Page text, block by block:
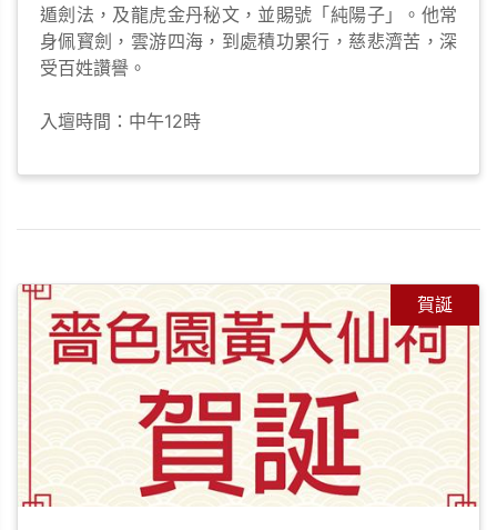
遁劍法，及龍虎金丹秘文，並賜號「純陽子」。他常
身佩寳劍，雲游四海，到處積功累行，慈悲濟苦，深
受百姓讚譽。
入壇時間：中午12時
賀誕